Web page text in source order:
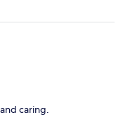
caring.